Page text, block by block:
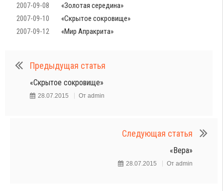
2007-09-08
«Золотая середина»
2007-09-10
«Скрытое сокровище»
2007-09-12
«Мир Апракрита»
Предыдущая статья
«Скрытое сокровище»
28.07.2015 От admin
Следующая статья
«Вера»
28.07.2015 От admin